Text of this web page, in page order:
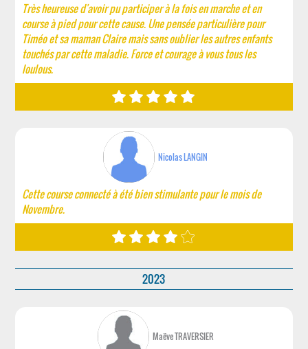
Très heureuse d'avoir pu participer à la fois en marche et en
course à pied pour cette cause. Une pensée particulière pour
Timéo et sa maman Claire mais sans oublier les autres enfants
touchés par cette maladie. Force et courage à vous tous les
loulous.
Nicolas LANGIN
Cette course connecté à été bien stimulante pour le mois de
Novembre.
2023
Maëve TRAVERSIER